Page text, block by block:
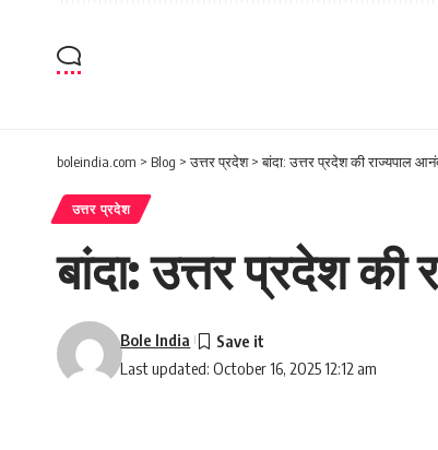
boleindia.com > Blog >उत्तर प्रदेश>बांदा: उत्तर प्रदेश की राज्यपाल
उत्तर प्रदेश
बांदा: उत्तर प्रदेश
Last updated: October 16, 2025 12:12 am
Bole India